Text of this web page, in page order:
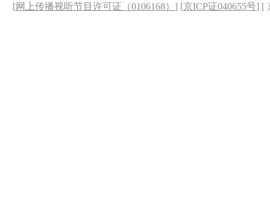
[网上传播视听节目许可证（0106168） ] [京ICP证040655号] [